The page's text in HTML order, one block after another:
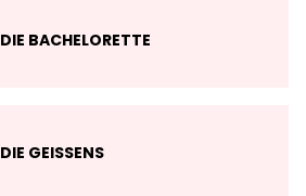
DIE BACHELORETTE
DIE GEISSENS